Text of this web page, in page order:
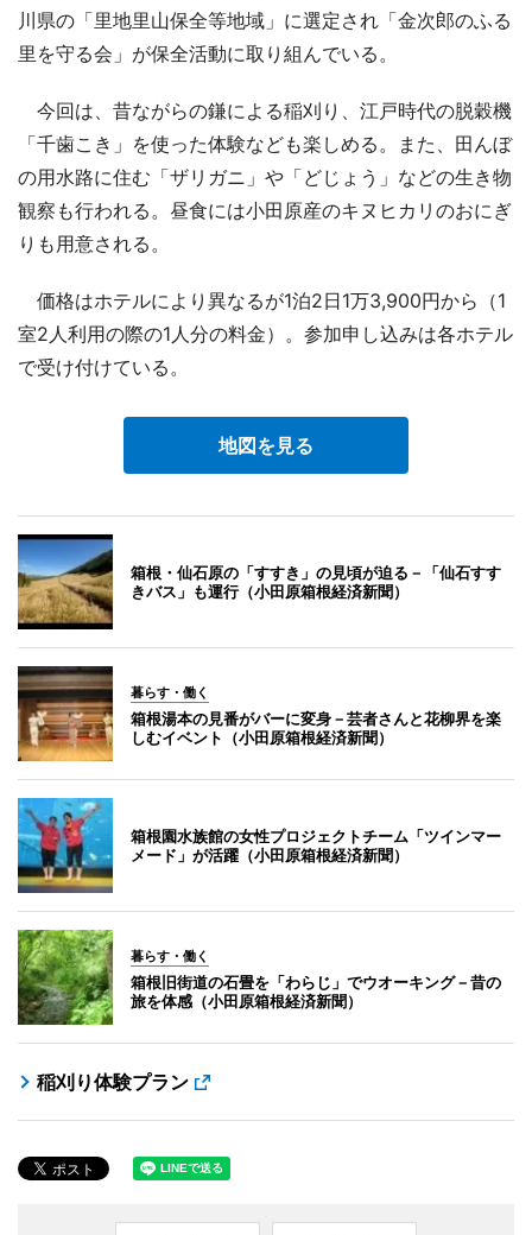
川県の「里地里山保全等地域」に選定され「金次郎のふる
里を守る会」が保全活動に取り組んでいる。
今回は、昔ながらの鎌による稲刈り、江戸時代の脱穀機
「千歯こき」を使った体験なども楽しめる。また、田んぼ
の用水路に住む「ザリガニ」や「どじょう」などの生き物
観察も行われる。昼食には小田原産のキヌヒカリのおにぎ
りも用意される。
価格はホテルにより異なるが1泊2日1万3,900円から（1
室2人利用の際の1人分の料金）。参加申し込みは各ホテル
で受け付けている。
地図を見る
箱根・仙石原の「すすき」の見頃が迫る－「仙石すす
きバス」も運行（小田原箱根経済新聞）
暮らす・働く
箱根湯本の見番がバーに変身－芸者さんと花柳界を楽
しむイベント（小田原箱根経済新聞）
箱根園水族館の女性プロジェクトチーム「ツインマー
メード」が活躍（小田原箱根経済新聞）
暮らす・働く
箱根旧街道の石畳を「わらじ」でウオーキング－昔の
旅を体感（小田原箱根経済新聞）
稲刈り体験プラン